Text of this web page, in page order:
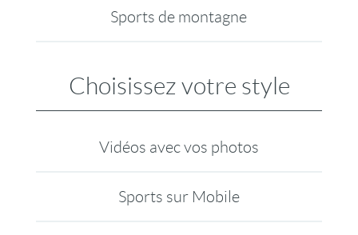
Sports de montagne
Choisissez votre style
Vidéos avec vos photos
Sports sur Mobile